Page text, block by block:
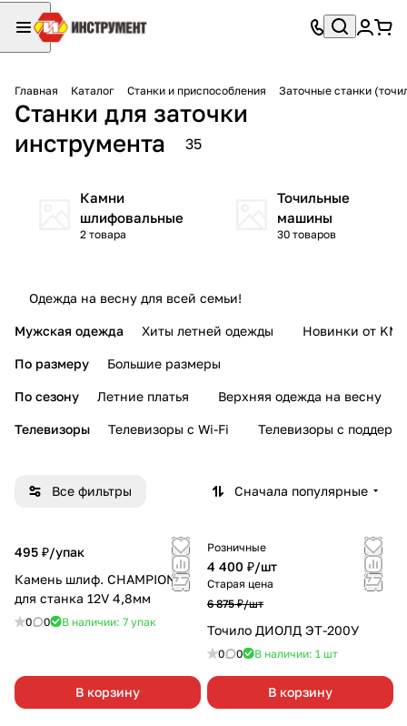
Главная Каталог Станки и приспособления Заточные станки
Станки для заточки
инструмента
35
Камни
шлифовальные
2 товара
Точильные
машины
30 товаров
Одежда на весну для всей семьи!
Мужская одежда Хиты летней одежды Новинки от KMI
По размеру Большие размеры
По сезону Летние платья Верхняя одежда на весну
Телевизоры Телевизоры с Wi-Fi Телевизоры с
Все фильтры Сначала популярные
495 ₽/упак
Камень шлиф. CHAMPION
для станка 12V 4,8мм
0 0 В наличии: 7 упак
В корзину
Розничные
4 400 ₽/шт
Старая цена
6 875 ₽/шт
Точило ДИОЛД ЭТ-200У
0 0 В наличии: 1 шт
В корзину